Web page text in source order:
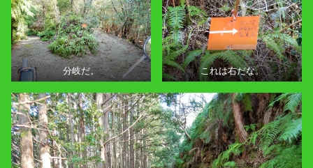
分岐だ。 これは右だな。